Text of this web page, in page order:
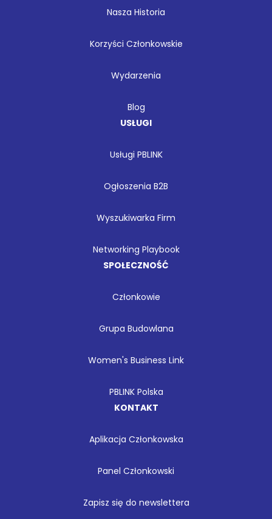
Nasza Historia
Korzyści Członkowskie
Wydarzenia
Blog
USŁUGI
Usługi PBLINK
Ogłoszenia B2B
Wyszukiwarka Firm
Networking Playbook
SPOŁECZNOŚĆ
Członkowie
Grupa Budowlana
Women's Business Link
PBLINK Polska
KONTAKT
Aplikacja Członkowska
Panel Członkowski
Zapisz się do newslettera